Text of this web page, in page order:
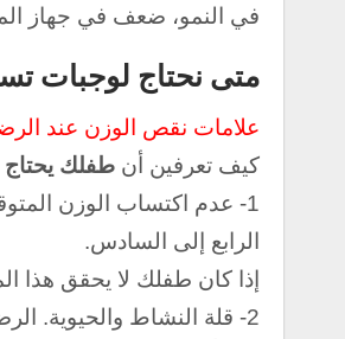
في النمو، ضعف في جهاز
متى نحتاج لوجبات
علامات نقص الوزن عند
كيف تعرفين أن طفلك يحتاج
1- عدم اكتساب الوزن المتوقع حسب منحنى النمو.
الرابع إلى السادس.
إذا كان طفلك لا يحقق هذا
2- قلة النشاط والحيوية.